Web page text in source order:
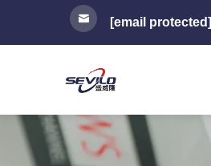
[email protected]